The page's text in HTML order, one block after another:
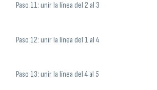
Paso 11: unir la línea del 2 al 3
Paso 12: unir la línea del 1 al 4
Paso 13: unir la línea del 4 al 5